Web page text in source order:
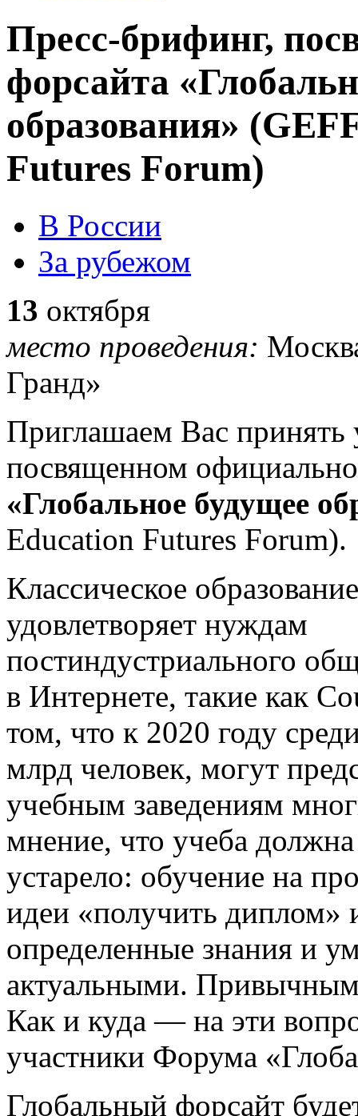
Пресс-брифинг,
форсайта
образования»
Futures Forum)
В России
За рубежом
13 октября
место проведения:
Гранд»
Приглашаем Вас принять
посвященном
«Глобальное будущее
Education Futures Forum).
Классическое
удовлетворяет нуждам
постиндустриального
в Интернете, такие как
том, что к 2020 году
млрд человек, могут
учебным заведениям
мнение, что учеба должна
устарело: обучение на
идеи «получить диплом»
определенные знания и
актуальными. Привычным
Как и куда — на эти
участники Форума
Глобальный форсайт